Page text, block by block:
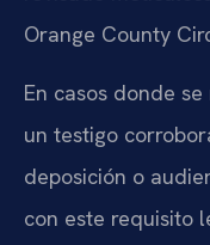
Orange County
En casos donde
un testigo
deposición o
con este requisito